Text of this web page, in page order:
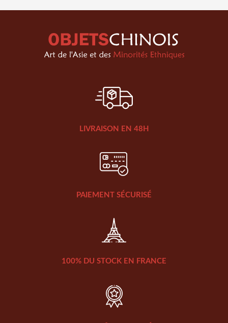
LIVRAISON EN 48H
PAIEMENT SÉCURISÉ
100% DU STOCK EN FRANCE